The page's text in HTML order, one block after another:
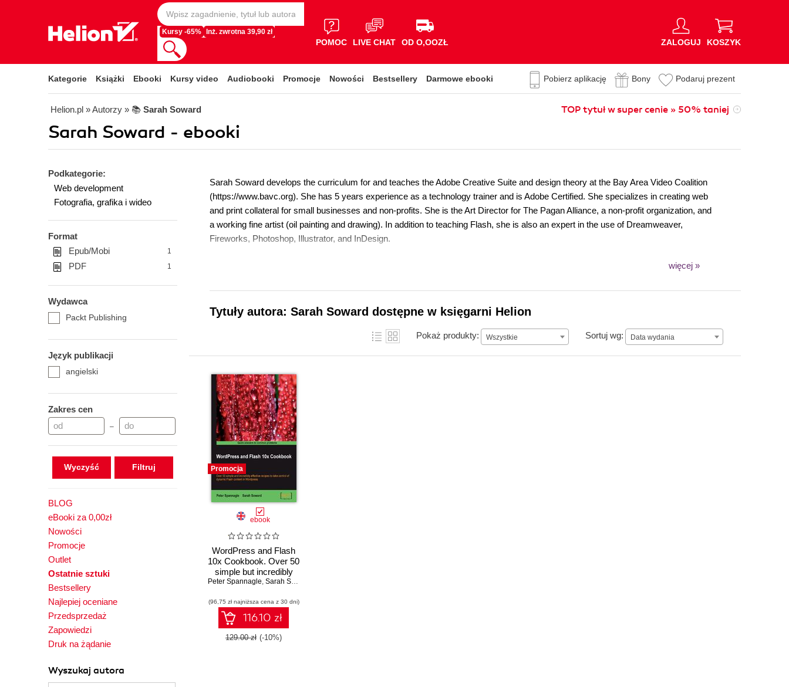
Kursy -65% Inż. zwrotna 39,90 zł
POMOC LIVE CHAT OD O,OOZŁ ZALOGUJ KOSZYK
Kategorie Książki Ebooki Kursy video Audiobooki Promocje Nowości Bestsellery Darmowe ebooki Pobierz aplikację Bony Podaruj prezent
Helion.pl » Autorzy » 📚 Sarah Soward TOP tytuł w super cenie » 50% taniej
Sarah Soward - ebooki
Podkategorie:
Web development
Fotografia, grafika i wideo
Format
Epub/Mobi
1
PDF 1
Wydawca
Packt Publishing
Język publikacji
angielski
Zakres cen
–
Wyczyść
BLOG
eBooki za 0,00zł
Nowości
Promocje
Outlet
Ostatnie sztuki
Bestsellery
Najlepiej oceniane
Przedsprzedaż
Zapowiedzi
Druk na żądanie
Wyszukaj autora
Sarah Soward develops the curriculum for and teaches the Adobe Creative Suite and design theory at the Bay Area Video Coalition
(https://www.bavc.org). She has 5 years experience as a technology trainer and is Adobe Certified. She specializes in creating web
and print collateral for small businesses and non-profits. She is the Art Director for The Pagan Alliance, a non-profit organization, and
a working fine artist (oil painting and drawing). In addition to teaching Flash, she is also an expert in the use of Dreamweaver,
Fireworks, Photoshop, Illustrator, and InDesign.
więcej »
Tytuły autora: Sarah Soward dostępne w księgarni Helion
Pokaż produkty: Wszystkie Sortuj wg: Data wydania
Data wydania
Promocja
ebook
WordPress and Flash
10x Cookbook. Over 50
simple but incredibly
effective recipes to take
Flash content in
Wordpress
Peter Spannagle, Sarah Soward
(96,75 zł najniższa cena z 30 dni)
116.10 zł
129.00 zł (-10%)